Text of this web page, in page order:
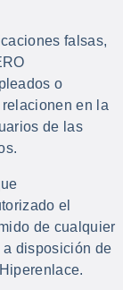
falsas,
o
en la
de las
el
de cualquier
a disposición de